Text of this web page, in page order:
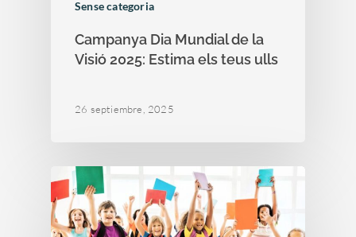
Sense categoria
Campanya Dia Mundial de la
Visió 2025: Estima els teus ulls
26 septiembre, 2025